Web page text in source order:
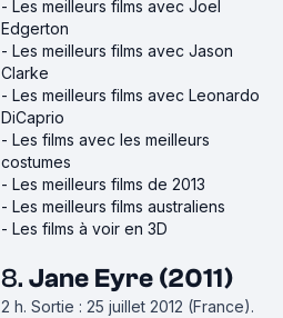
- Les meilleurs films avec Joel
Edgerton
- Les meilleurs films avec Jason
Clarke
- Les meilleurs films avec Leonardo
DiCaprio
- Les films avec les meilleurs
costumes
- Les meilleurs films de 2013
- Les meilleurs films australiens
- Les films à voir en 3D
8. Jane Eyre (2011)
2 h. Sortie : 25 juillet 2012 (France).